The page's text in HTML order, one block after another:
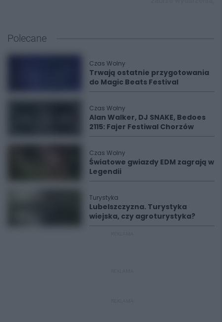
Polecane
Czas Wolny
Trwają ostatnie przygotowania
do Magic Beats Festival
Czas Wolny
Alan Walker, DJ SNAKE, Bedoes
2115: Fajer Festiwal Chorzów
Czas Wolny
Światowe gwiazdy EDM zagrają w
Legendii
Turystyka
Lubelszczyzna. Turystyka
wiejska, czy agroturystyka?